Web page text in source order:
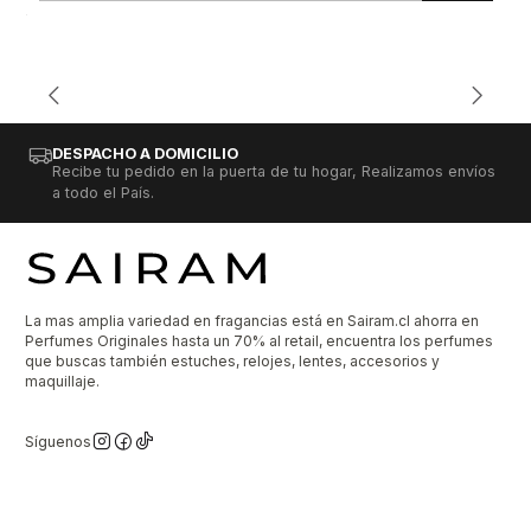
DESPACHO A DOMICILIO
Recibe tu pedido en la puerta de tu hogar, Realizamos envíos
a todo el País.
La mas amplia variedad en fragancias está en Sairam.cl ahorra en
Perfumes Originales hasta un 70% al retail, encuentra los perfumes
que buscas también estuches, relojes, lentes, accesorios y
maquillaje.
Síguenos